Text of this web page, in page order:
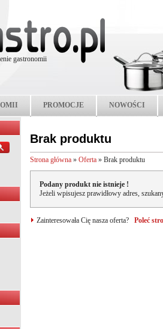
gastronomii
PROMOCJE NOWOŚCI
Brak produktu
Strona główna » Oferta » Brak produktu
Podany produkt nie istnieje !
Jeżeli wpisujesz prawidłowy adres,
Zainteresowała Cię nasza oferta? Poleć